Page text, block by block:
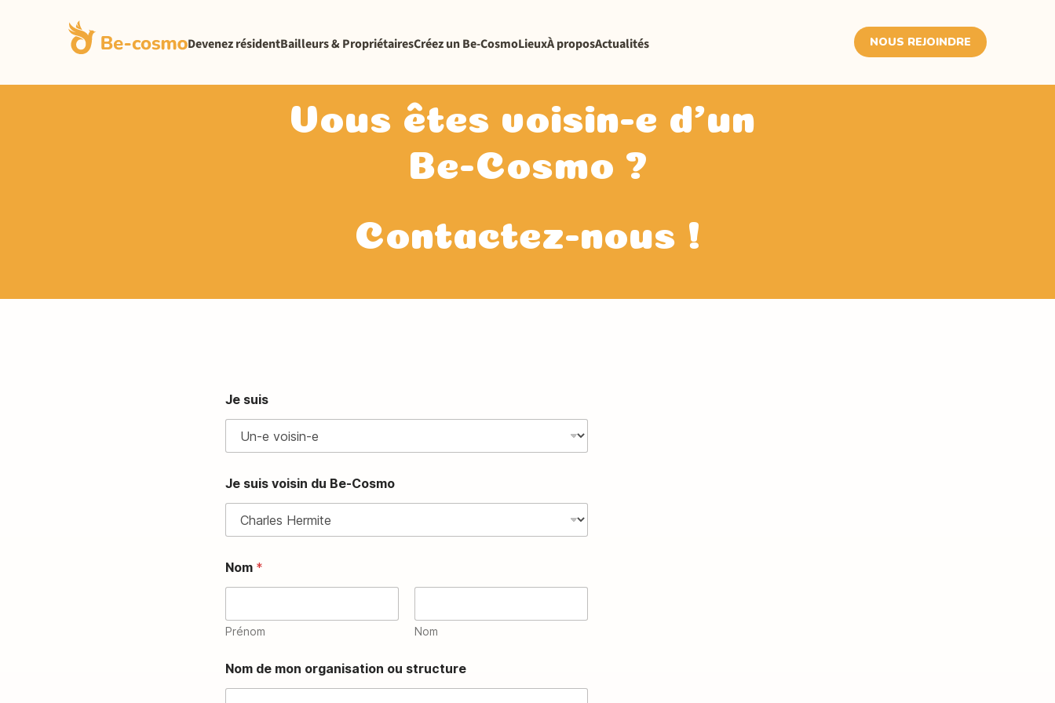
Devenez résidentBailleurs & PropriétairesCréez un Be-CosmoLieuxÀ proposActualités NOUS REJOINDRE
Vous êtes voisin-e d'un
Be-Cosmo ?
Contactez-nous !
Je suis
Je suis voisin du Be-Cosmo
Nom *
Prénom Nom
e
s
Nom de mon organisation ou structure